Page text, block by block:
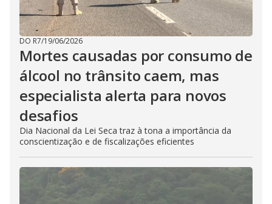
DO R7/19/06/2026
Mortes causadas por consumo de
álcool no trânsito caem, mas
especialista alerta para novos
desafios
Dia Nacional da Lei Seca traz à tona a importância da
conscientização e de fiscalizações eficientes